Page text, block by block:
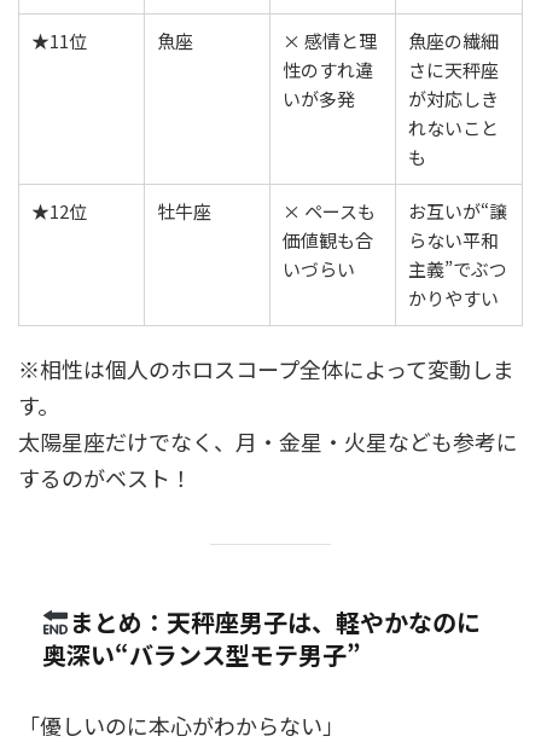
★11位 魚座
× 感情と理
性のすれ違
いが多発
魚座の繊細
さに天秤座
が対応しき
れないこと
も
★12位 牡牛座
× ペースも
価値観も合
いづらい
お互いが“譲
らない平和
主義”でぶつ
かりやすい
※相性は個人のホロスコープ全体によって変動しま
す。
太陽星座だけでなく、月・金星・火星なども参考に
するのがベスト！
まとめ：天秤座男子は、軽やかなのに
奥深い“バランス型モテ男子”
「優しいのに本心がわからない」